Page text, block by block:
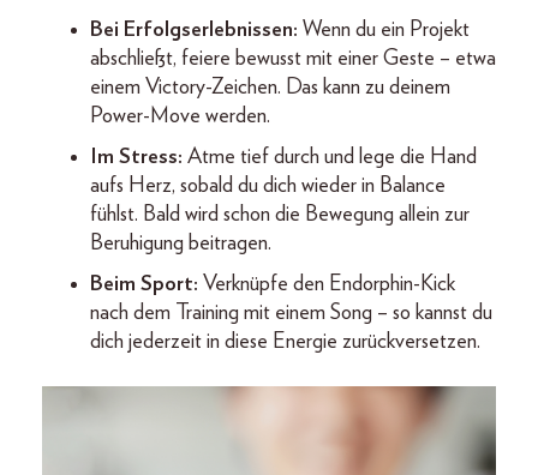
Bei Erfolgserlebnissen: Wenn du ein Projekt
abschließt, feiere bewusst mit einer Geste – etwa
einem Victory-Zeichen. Das kann zu deinem
Power-Move werden.
Im Stress: Atme tief durch und lege die Hand
aufs Herz, sobald du dich wieder in Balance
fühlst. Bald wird schon die Bewegung allein zur
Beruhigung beitragen.
Beim Sport: Verknüpfe den Endorphin-Kick
nach dem Training mit einem Song – so kannst du
dich jederzeit in diese Energie zurückversetzen.